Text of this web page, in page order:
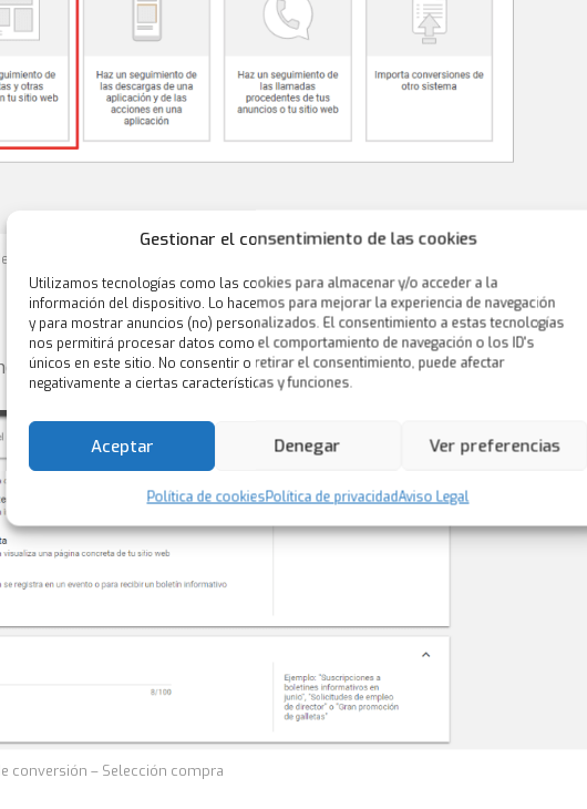
Gestionar el consentimiento de las cookies
Utilizamos tecnologías como las cookies para almacenar y/o acceder a la
información del dispositivo. Lo hacemos para mejorar la experiencia de navegación
y para mostrar anuncios (no) personalizados. El consentimiento a estas tecnologías
nos permitirá procesar datos como el comportamiento de navegación o los ID's
únicos en este sitio. No consentir o retirar el consentimiento, puede afectar
negativamente a ciertas características y funciones.
Aceptar Denegar Ver preferencias
Política de cookiesPolítica de privacidadAviso Legal
– Selección página web
por ejemplo “reservas”.
conversión – Selección compra